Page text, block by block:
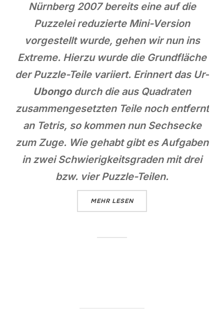
Nürnberg 2007 bereits eine auf die
Puzzelei reduzierte Mini-Version
vorgestellt wurde, gehen wir nun ins
Extreme. Hierzu wurde die Grundfläche
der Puzzle-Teile variiert. Erinnert das Ur-
Ubongodurch die aus Quadraten
zusammengesetzten Teile noch entfernt
an Tetris, so kommen nun Sechsecke
zum Zuge. Wie gehabt gibt es Aufgaben
in zwei Schwierigkeitsgraden mit drei
bzw. vier Puzzle-Teilen.
MEHR ÜBER „UBONGO EXTREM“
LESEN